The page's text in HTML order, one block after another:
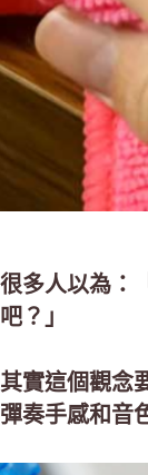
很多人以為：
吧？」
其實這個觀念
彈奏手感和音